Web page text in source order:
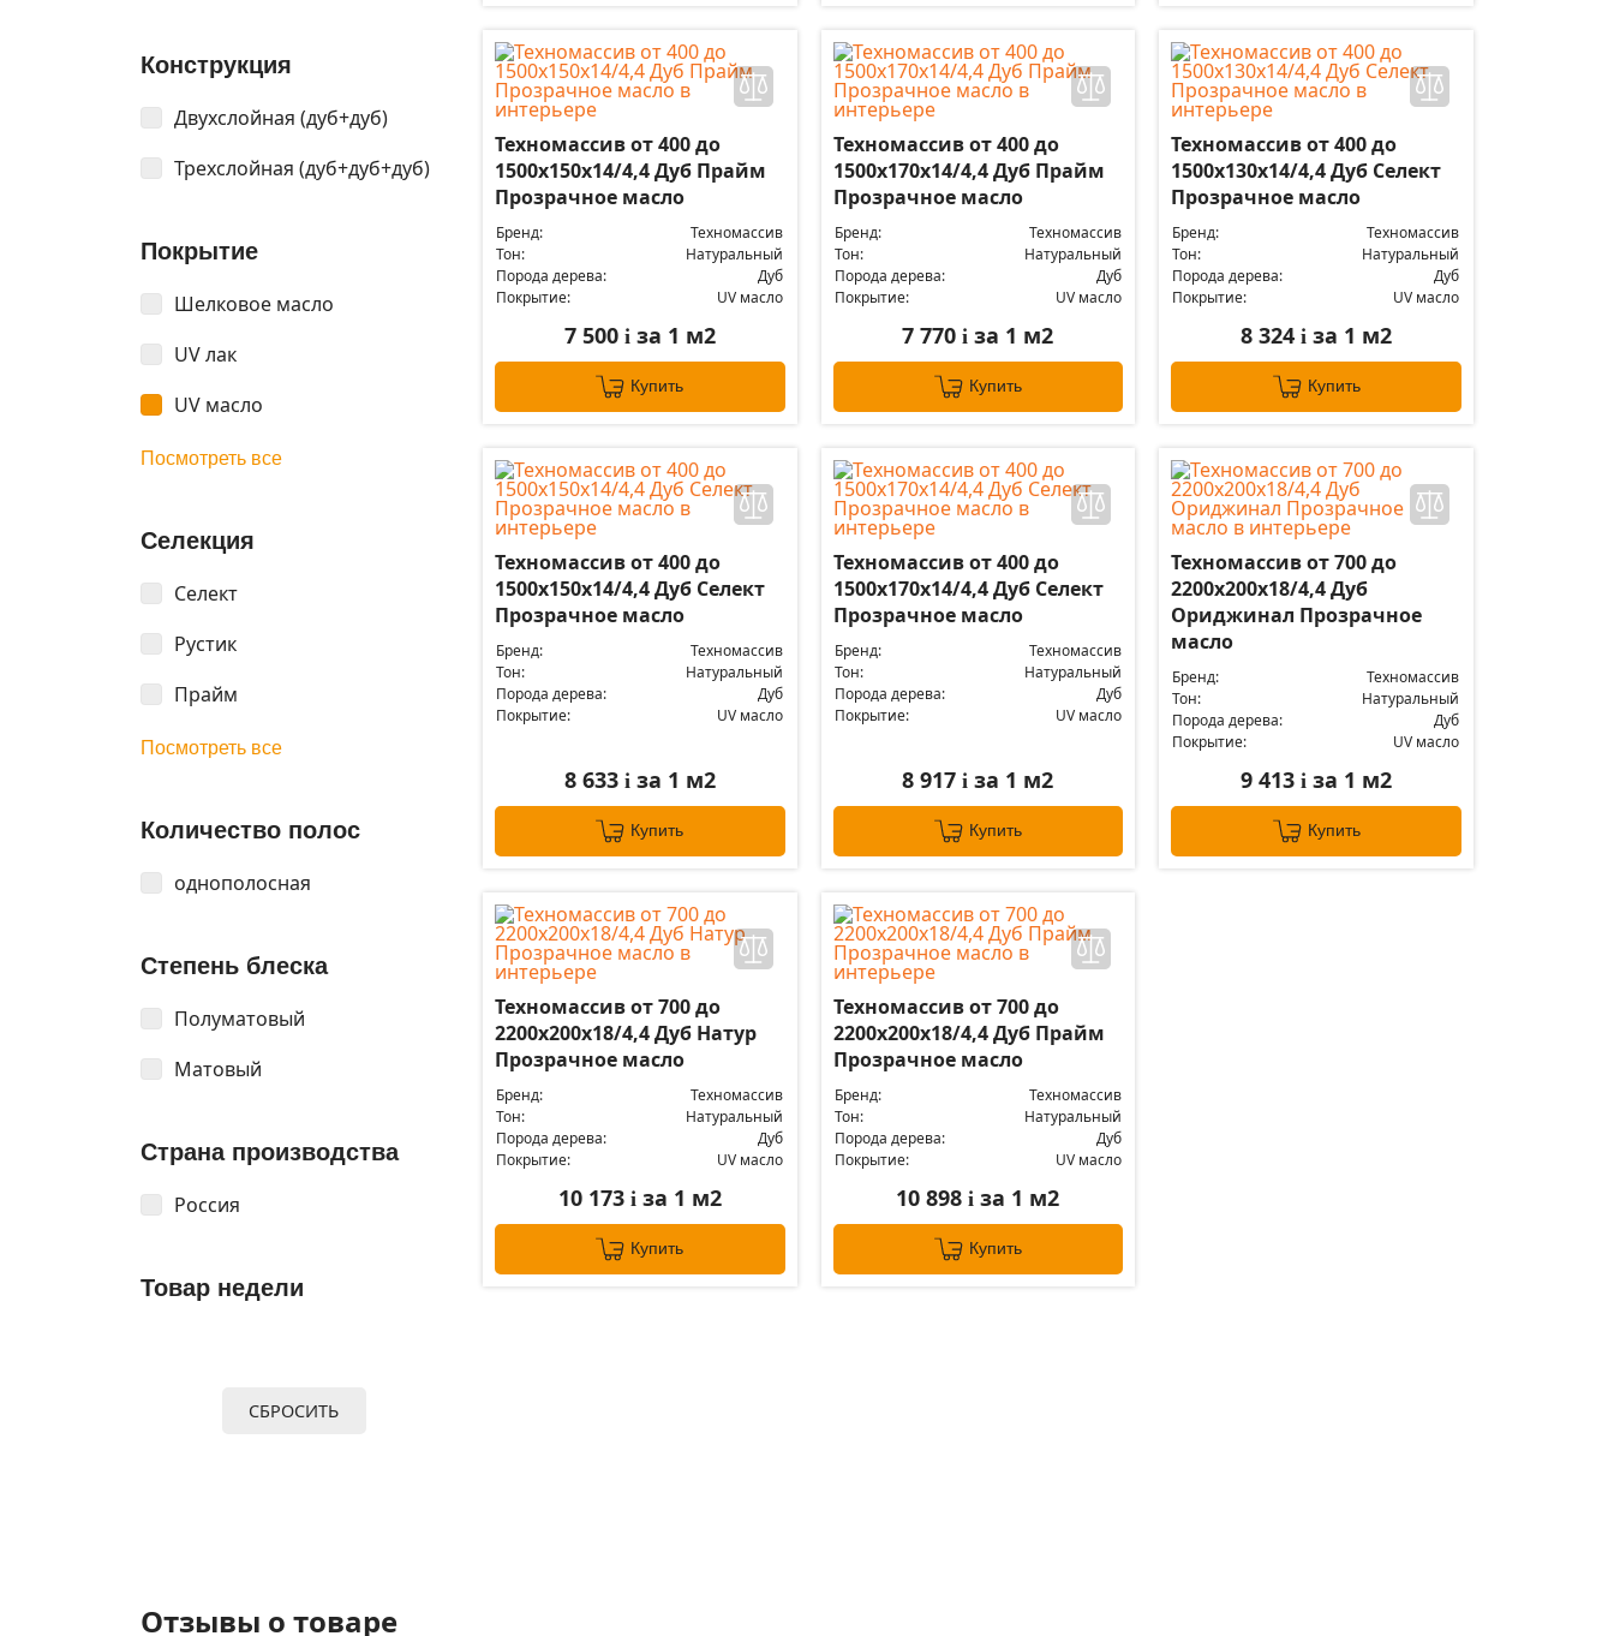
Конструкция
Двухслойная (дуб+дуб)
Трехслойная (дуб+дуб+дуб)
Покрытие
Шелковое масло
UV лак
UV масло
Посмотреть все
Селекция
Селект
Рустик
Прайм
Посмотреть все
Количество полос
однополосная
Степень блеска
Полуматовый
Матовый
Страна производства
Россия
Товар недели
СБРОСИТЬ
Техномассив от 400 до
1500х150х14/4,4 Дуб Прайм
Прозрачное масло
Бренд:
Техномассив
Тон:
Натуральный
Порода дерева:
Дуб
Покрытие:
UV масло
7 500 iза 1 м2
Купить
Техномассив от 400 до
1500х170х14/4,4 Дуб Прайм
Прозрачное масло
Бренд:
Техномассив
Тон:
Натуральный
Порода дерева:
Дуб
Покрытие:
UV масло
7 770i за 1 м2
Купить
Техномассив от 400 до
1500х130х14/4,4 Дуб Селект
Прозрачное масло
Бренд:
Техномассив
Тон:
Натуральный
Порода дерева:
Дуб
Покрытие:
UV масло
8 324i за 1 м2
Купить
Техномассив от 400 до
1500х150х14/4,4 Дуб Селект
Прозрачное масло
Бренд:
Техномассив
Тон:
Натуральный
Порода дерева:
Дуб
Покрытие:
UV масло
8 633 iза 1 м2
Купить
Техномассив от 400 до
1500х170х14/4,4 Дуб Селект
Прозрачное масло
Бренд:
Техномассив
Тон:
Натуральный
Порода дерева:
Дуб
Покрытие:
UV масло
8 917i за 1 м2
Купить
Техномассив от 700 до
2200х200х18/4,4 Дуб
Ориджинал Прозрачное
масло
Бренд:
Техномассив
Тон:
Натуральный
Порода дерева:
Дуб
Покрытие:
UV масло
9 413i за 1 м2
Купить
Техномассив от 700 до
2200х200х18/4,4 Дуб Натур
Прозрачное масло
Бренд:
Техномассив
Тон:
Натуральный
Порода дерева:
Дуб
Покрытие:
UV масло
10 173 iза 1 м2
Купить
Техномассив от 700 до
2200х200х18/4,4 Дуб Прайм
Прозрачное масло
Бренд:
Техномассив
Тон:
Натуральный
Порода дерева:
Дуб
Покрытие:
UV масло
10 898i за 1 м2
Купить
Отзывы о товаре